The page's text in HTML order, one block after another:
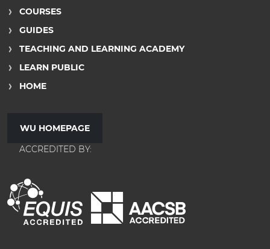
COURSES
GUIDES
TEACHING AND LEARNING ACADEMY
LEARN PUBLIC
HOME
WU HOMEPAGE
ACCREDITED BY: